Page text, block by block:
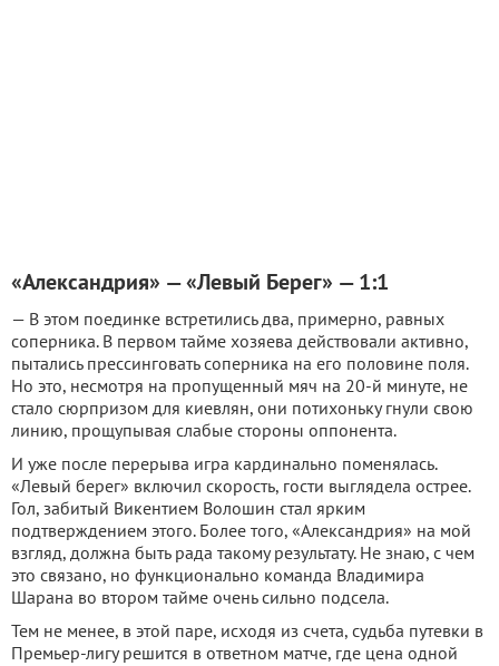
«Александрия» — «Левый Берег» — 1:1
— В этом поединке встретились два, примерно, равных
соперника. В первом тайме хозяева действовали активно,
пытались прессинговать соперника на его половине поля.
Но это, несмотря на пропущенный мяч на 20-й минуте, не
стало сюрпризом для киевлян, они потихоньку гнули свою
линию, прощупывая слабые стороны оппонента.
И уже после перерыва игра кардинально поменялась.
«Левый берег» включил скорость, гости выглядела острее.
Гол, забитый Викентием Волошин стал ярким
подтверждением этого. Более того, «Александрия» на мой
взгляд, должна быть рада такому результату. Не знаю, с чем
это связано, но функционально команда Владимира
Шарана во втором тайме очень сильно подсела.
Тем не менее, в этой паре, исходя из счета, судьба путевки в
Премьер-лигу решится в ответном матче, где цена одной